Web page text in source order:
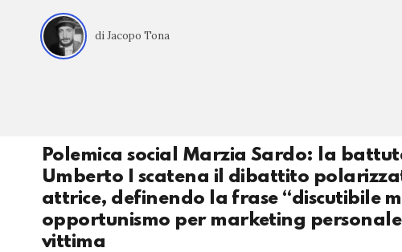
di Jacopo Tona
Polemica social Marzia Sardo: la
Umberto I scatena il dibattito
attrice, definendo la frase “discutibile
opportunismo per marketing
vittima